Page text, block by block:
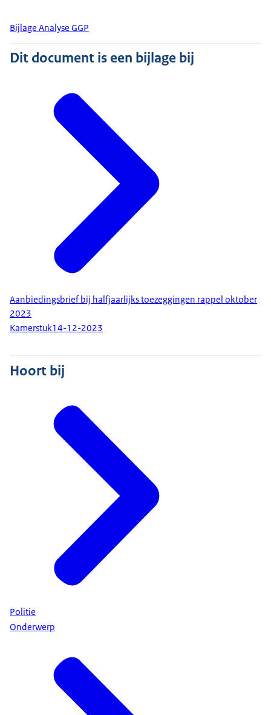
Bijlage Analyse GGP
Dit document is een bijlage bij
Aanbiedingsbrief bij halfjaarlijks toezeggingen rappel oktober
2023
Kamerstuk14-12-2023
Hoort bij
Politie
Onderwerp